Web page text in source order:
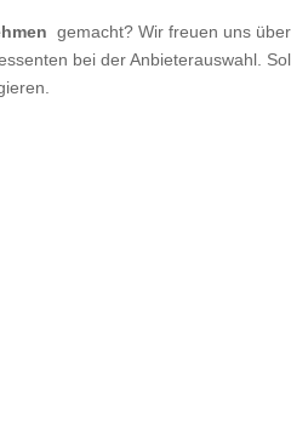
gemacht? Wir freuen uns
bei der Anbieterauswahl.